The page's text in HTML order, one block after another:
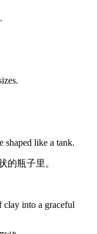
shaped like a tank.
的瓶子里。
clay into a graceful